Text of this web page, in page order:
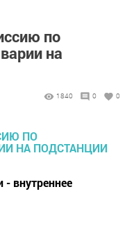
по
на
1840 0 0
- внутреннее